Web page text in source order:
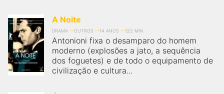
A Noite
DRAMA OUTROS 14 ANOS 122 MIN
Antonioni fixa o desamparo do homem
moderno (explosões a jato, a sequência
dos foguetes) e de todo o equipamento de
civilização e cultura...